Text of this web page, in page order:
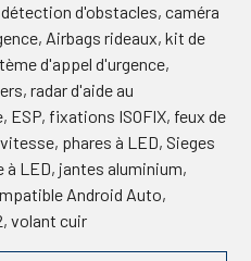
d'obstacles, caméra
Airbags rideaux, kit de
d'appel d'urgence,
radar d'aide au
fixations ISOFIX, feux de
phares à LED, Sieges
à LED, jantes aluminium,
Android Auto,
volant cuir